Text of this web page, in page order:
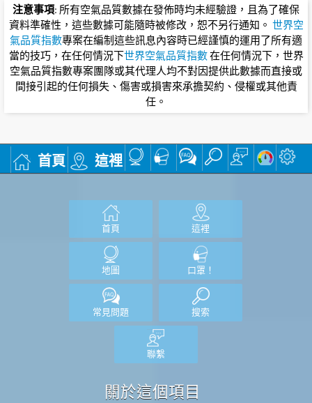
注意事項: 所有空氣品質數據在發佈時均未經驗證，且為了確保
資料準確性，這些數據可能隨時被修改，恕不另行通知。 世界空
氣品質指數專案在編制這些訊息內容時已經謹慎的運用了所有適
當的技巧，在任何情況下世界空氣品質指數在任何情況下，世界
空氣品質指數專案團隊或其代理人均不對因提供此數據而直接或
間接引起的任何損失、傷害或損害來承擔契約、侵權或其他責
任。
首頁 這裡
首頁 這裡
地圖 口罩！
常見問題 搜索
聯繫
關於這個項目